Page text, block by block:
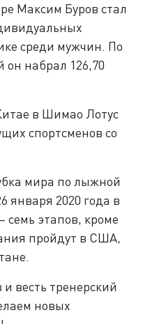
Максим Буров стал
среди мужчин. По
он набрал 126,70
в Шимао Лотус
спортсменов со
мира по лыжной
января 2020 года в
семь этапов, кроме
пройдут в США,
весть тренерский
новых